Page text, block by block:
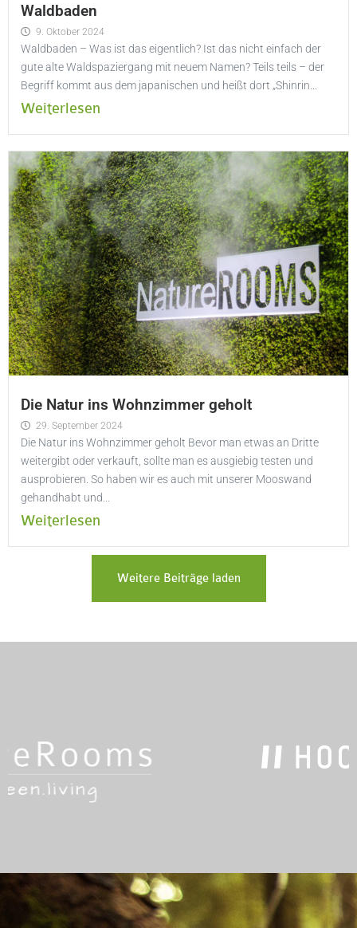
Waldbaden
9. Oktober 2024
Waldbaden – Was ist das eigentlich? Ist das nicht einfach der
gute alte Waldspaziergang mit neuem Namen? Teils teils – der
Begriff kommt aus dem japanischen und heißt dort „Shinrin...
Weiterlesen
Die Natur ins Wohnzimmer geholt
29. September 2024
Die Natur ins Wohnzimmer geholt Bevor man etwas an Dritte
weitergibt oder verkauft, sollte man es ausgiebig testen und
ausprobieren. So haben wir es auch mit unserer Mooswand
gehandhabt und...
Weiterlesen
Weitere Beiträge laden